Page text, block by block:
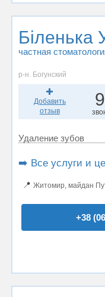
Біленька
частная
р-н. Богунский
Добавить
отзыв
Удаление зубов
➡️ Все услуги и
📍 Житомир, майдан
+38